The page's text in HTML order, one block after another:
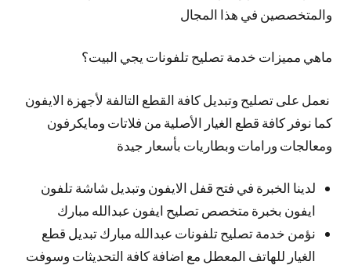
والمتخصصين في هذا المجال
ماهي مميزات خدمة تصليح تلفونات يجي البيت؟
نعمل على تصليح وتبديل كافة القطع التالفة لأجهزة الايفون
كما نوفر كافة قطع الغيار الأصلية من فلاتات ومايكرفون
ومعالجات ورامات وبطاريات بأسعار جيدة
لدينا الخبرة في فتح قفل الايفون وتبديل شاشة تلفون
ايفون بخبرة متخصص تصليح ايفون عبدالله مبارك
نؤمن خدمة تصليح تلفونات عبدالله مبارك تبديل قطع
الغيار للهاتف المعطل مع اضافة كافة التحديثات وسوفت